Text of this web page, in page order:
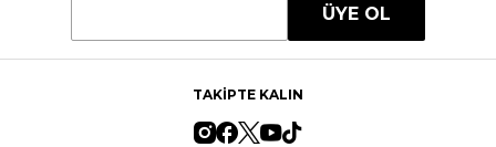
ÜYE OL
TAKİPTE KALIN